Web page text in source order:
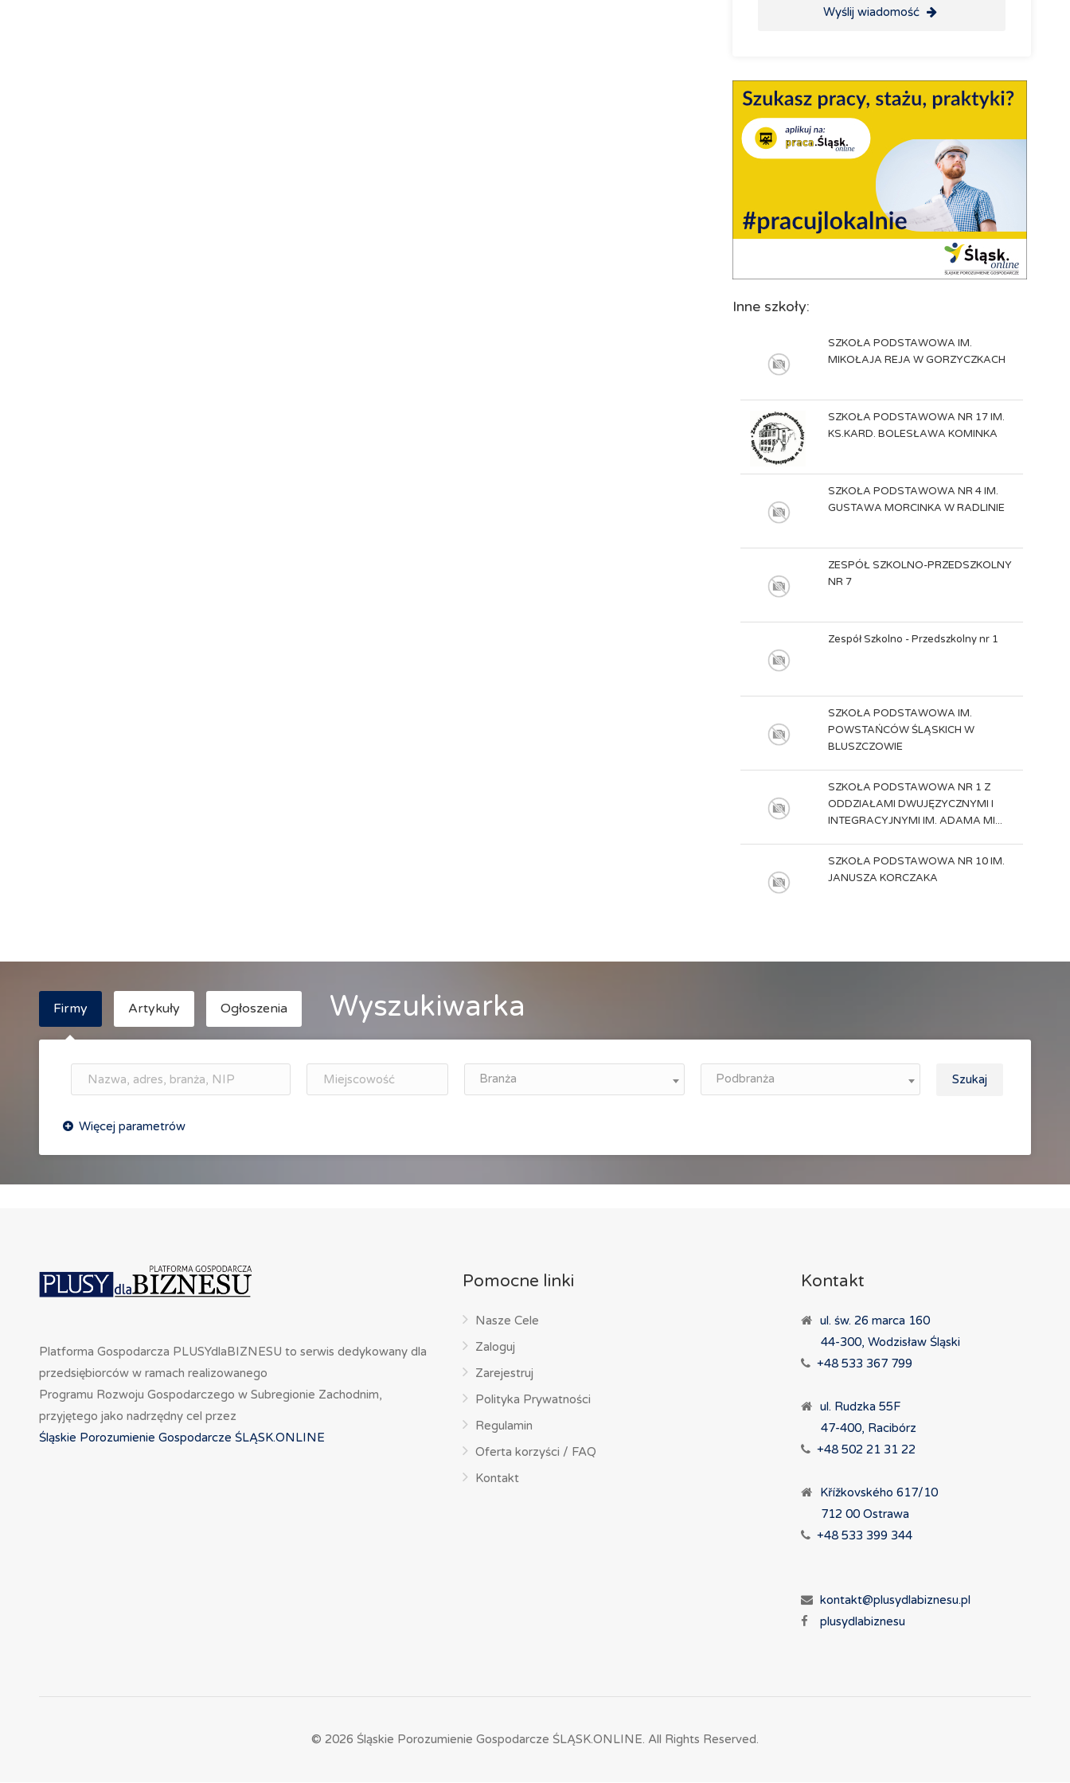
Wyślij wiadomość
Inne szkoły:
SZKOŁA PODSTAWOWA IM.
MIKOŁAJA REJA W GORZYCZKACH
SZKOŁA PODSTAWOWA NR 17 IM.
KS.KARD. BOLESŁAWA KOMINKA
SZKOŁA PODSTAWOWA NR 4 IM.
GUSTAWA MORCINKA W RADLINIE
ZESPÓŁ SZKOLNO-PRZEDSZKOLNY
NR 7
Zespół Szkolno - Przedszkolny nr 1
SZKOŁA PODSTAWOWA IM.
POWSTAŃCÓW ŚLĄSKICH W
BLUSZCZOWIE
SZKOŁA PODSTAWOWA NR 1 Z
ODDZIAŁAMI DWUJĘZYCZNYMI I
INTEGRACYJNYMI IM. ADAMA MI...
SZKOŁA PODSTAWOWA NR 10 IM.
JANUSZA KORCZAKA
Firmy Artykuły Ogłoszenia Wyszukiwarka
Branża Podbranża Szukaj
Platforma Gospodarcza PLUSYdlaBIZNESU to serwis dedykowany dla
przedsiębiorców w ramach realizowanego
Programu Rozwoju Gospodarczego w Subregionie Zachodnim,
przyjętego jako nadrzędny cel przez
Śląskie Porozumienie Gospodarcze ŚLĄSK.ONLINE
Pomocne linki
Nasze Cele
Zaloguj
Zarejestruj
Polityka Prywatności
Regulamin
Oferta korzyści / FAQ
Kontakt
Kontakt
ul. św. 26 marca 160
44-300, Wodzisław Śląski
+48 533 367 799
ul. Rudzka 55F
47-400, Racibórz
+48 502 21 31 22
Křížkovského 617/10
712 00 Ostrawa
+48 533 399 344
kontakt@plusydlabiznesu.pl
plusydlabiznesu
© 2026 Śląskie Porozumienie Gospodarcze ŚLĄSK.ONLINE. All Rights Reserved.